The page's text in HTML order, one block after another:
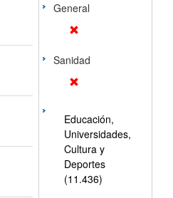
General
Sanidad
Educación,
Universidades,
Cultura y
Deportes
(11.436)